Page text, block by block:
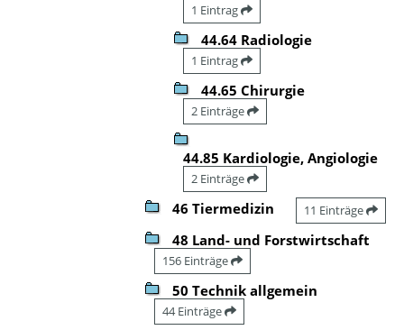
1 Eintrag
44.64 Radiologie
1 Eintrag
44.65 Chirurgie
2 Einträge
44.85 Kardiologie, Angiologie
2 Einträge
46 Tiermedizin 11 Einträge
48 Land- und Forstwirtschaft
156 Einträge
50 Technik allgemein
44 Einträge